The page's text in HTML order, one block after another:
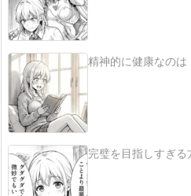
精神的に健康なの
完璧を目指しすぎる